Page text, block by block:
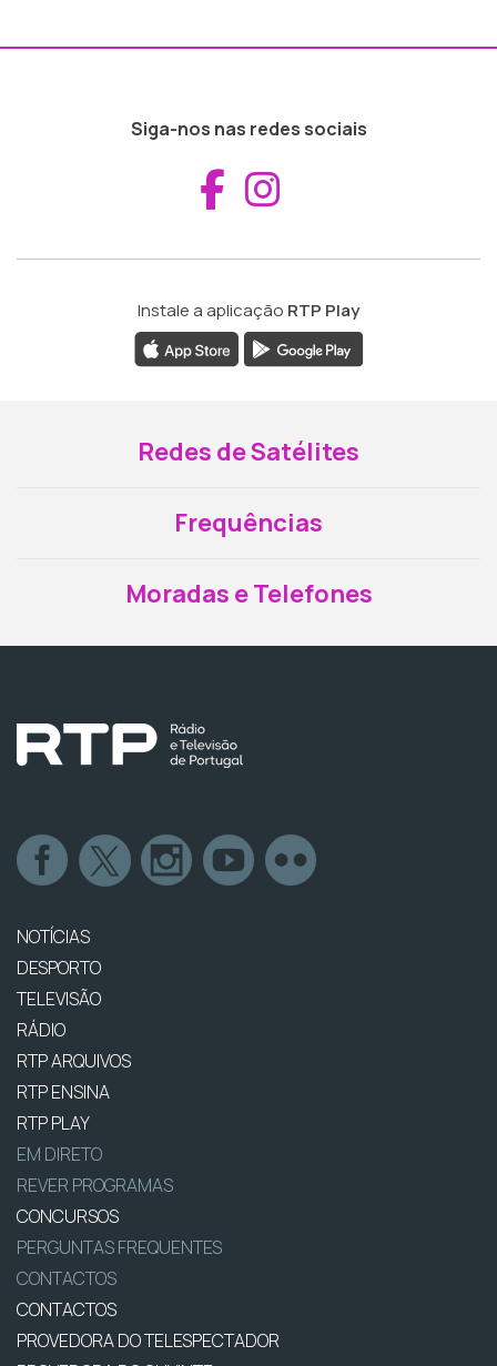
Siga-nos nas redes sociais
Aceder ao
Instale a aplicação RTP Play
Redes de Satélites
Frequências
Moradas e Telefones
NOTÍCIAS
DESPORTO
TELEVISÃO
RÁDIO
RTP ARQUIVOS
RTP ENSINA
RTP PLAY
EM DIRETO
REVER PROGRAMAS
CONCURSOS
PERGUNTAS FREQUENTES
CONTACTOS
CONTACTOS
PROVEDORA DO TELESPECTADOR